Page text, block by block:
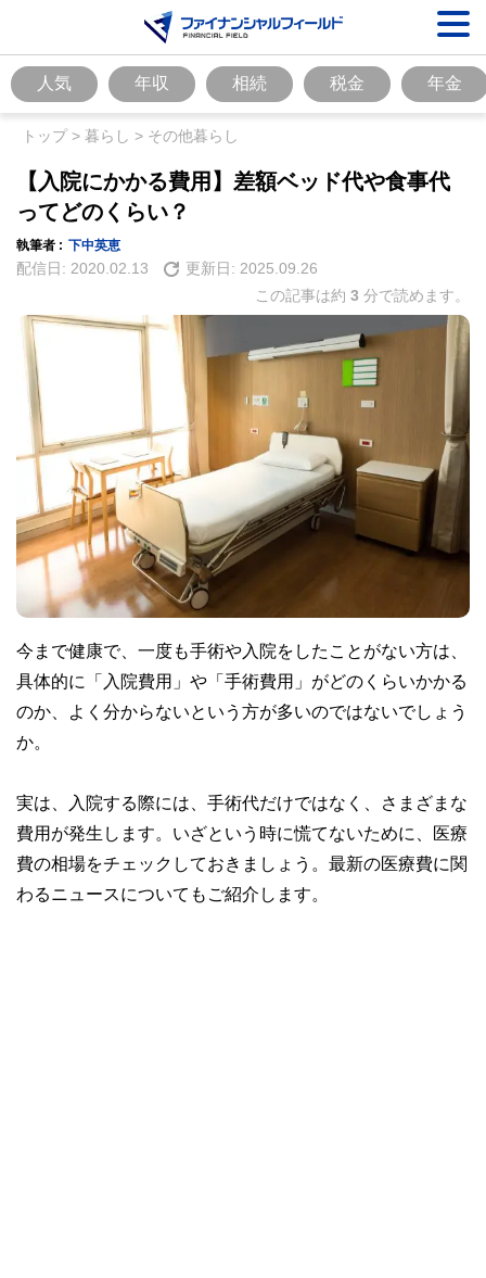
人気 年収 相続 税金 年金
トップ> 暮らし > その他暮らし
【入院にかかる費用】差額ベッド代や食事代
ってどのくらい？
執筆者 : 下中英恵
配信日: 2020.02.13 更新日: 2025.09.26
この記事は約 3 分で読めます。
今まで健康で、一度も手術や入院をしたことがない方は、
具体的に「入院費用」や「手術費用」がどのくらいかかる
のか、よく分からないという方が多いのではないでしょう
か。
実は、入院する際には、手術代だけではなく、さまざまな
費用が発生します。いざという時に慌てないために、医療
費の相場をチェックしておきましょう。最新の医療費に関
わるニュースについてもご紹介します。